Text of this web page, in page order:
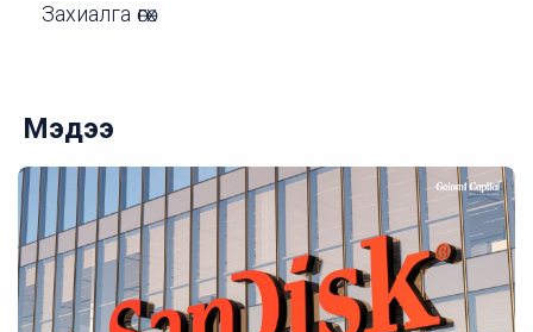
Захиалга өгөх
Мэдээ